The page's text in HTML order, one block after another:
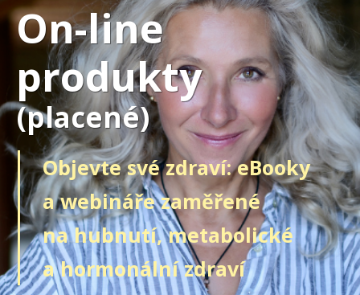
On-line
produkty
(placené)
Objevte své zdraví: eBooky
a webináře zaměřené
na hubnutí, metabolické
a hormonální zdraví